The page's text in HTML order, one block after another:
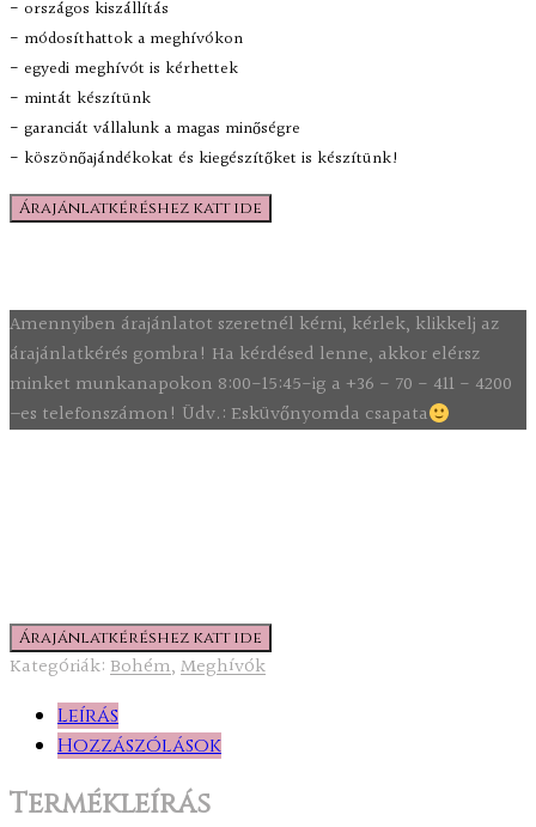
- országos kiszállítás
- módosíthattok a meghívókon
- egyedi meghívót is kérhettek
- mintát készítünk
- garanciát vállalunk a magas minőségre
- köszönőajándékokat és kiegészítőket is készítünk!
Árajánlatkéréshez katt ide
Amennyiben árajánlatot szeretnél kérni, kérlek, klikkelj az
árajánlatkérés gombra! Ha kérdésed lenne, akkor elérsz
minket munkanapokon 8:00-15:45-ig a +36 - 70 - 411 - 4200
–es telefonszámon! Üdv.: Esküvőnyomda csapata
Árajánlatkéréshez katt ide
Kategóriák: Bohém, Meghívók
Leírás
Hozzászólások
Termékleírás